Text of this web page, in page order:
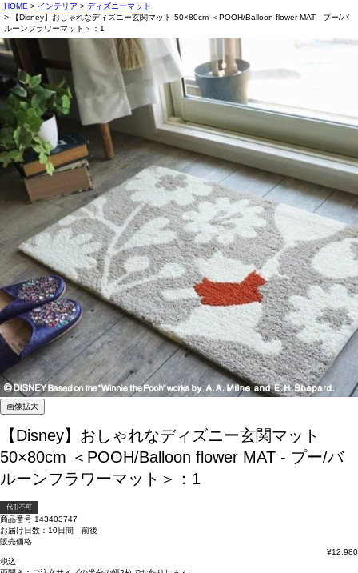
HOME インテリア
ディズニーマット
【Disney】おしゃれなディズニー玄関マット 50×80cm ＜POOH/Balloon flower MAT - プー/バ
ルーンフラワーマット＞：1
画像拡大
【Disney】おしゃれなディズニー玄関マット
50×80cm ＜POOH/Balloon flower MAT - プー/バ
ルーンフラワーマット＞：1
代引不可
商品番号 143403747
お届け日数：10日間 前後
販売価格
¥12,980
税込